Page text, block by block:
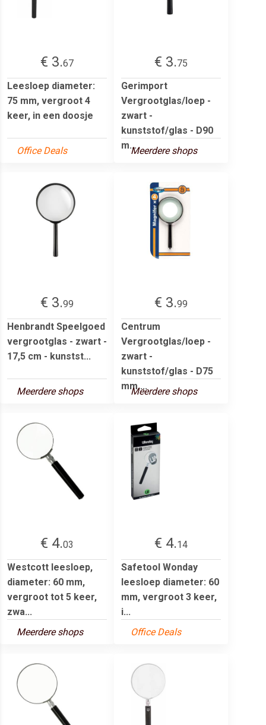
€ 3.67
Leesloep diameter:
75 mm, vergroot 4
keer, in een doosje
Office Deals
€ 3.75
Gerimport
Vergrootglas/loep -
zwart -
kunststof/glas - D90
m...Meerdere shops
€ 3.99
Henbrandt Speelgoed
vergrootglas - zwart -
17,5 cm - kunstst...
Meerdere shops
€ 3.99
Centrum
Vergrootglas/loep -
zwart -
kunststof/glas - D75
mm ...
Meerdere shops
€ 4.03
Westcott leesloep,
diameter: 60 mm,
vergroot tot 5 keer,
zwa...
Meerdere shops
€ 4.14
Safetool Wonday
leesloep diameter: 60
mm, vergroot 3 keer,
i...
Office Deals